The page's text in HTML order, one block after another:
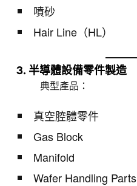
噴砂
Hair Line（HL）
3. 半導體設備零件製造
典型產品：
真空腔體零件
Gas Block
Manifold
Wafer Handling Parts